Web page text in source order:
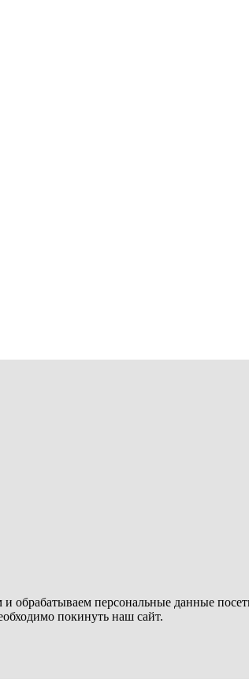
обрабатываем персональные данные
покинуть наш сайт.